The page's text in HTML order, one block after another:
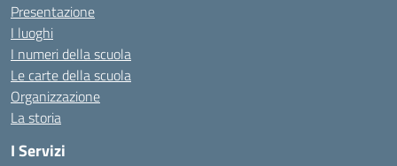
Presentazione
I luoghi
I numeri della scuola
Le carte della scuola
Organizzazione
La storia
I Servizi